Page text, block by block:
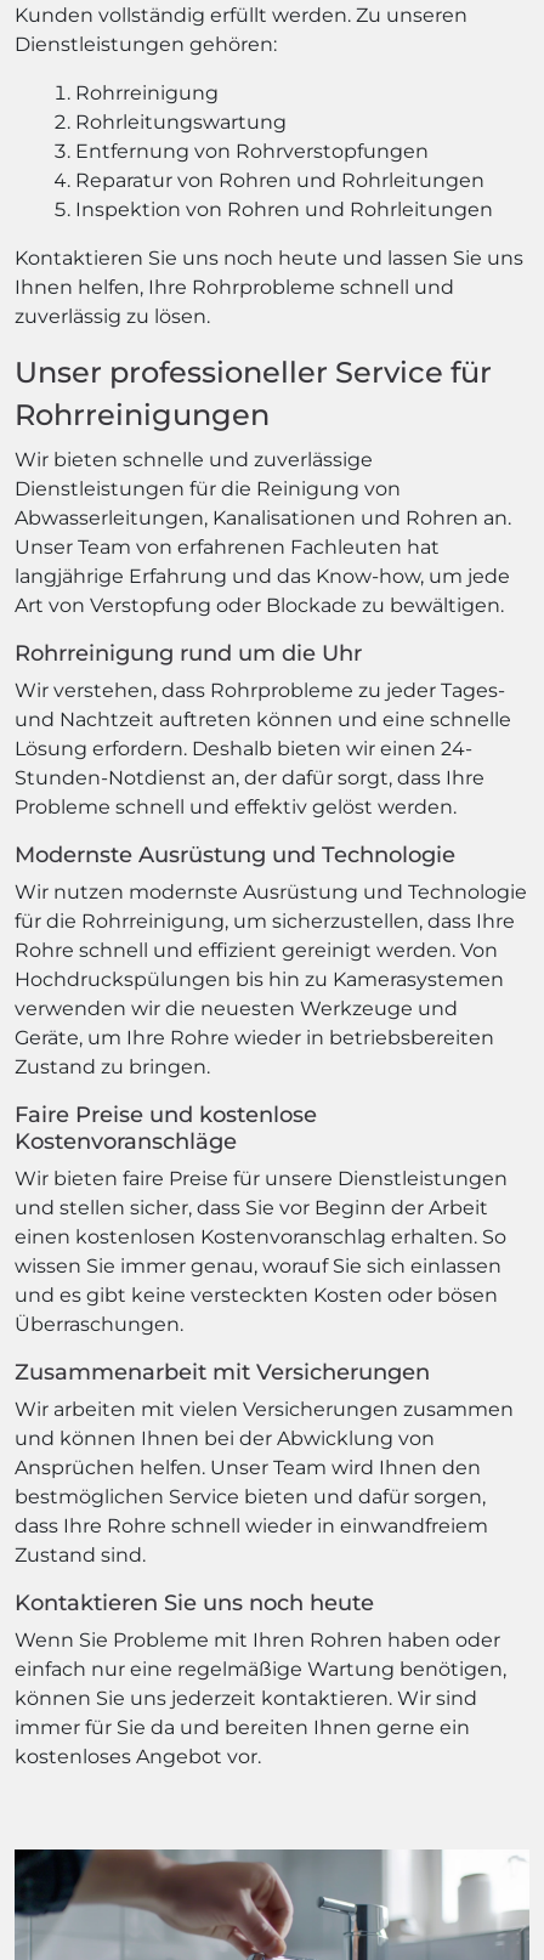
Kunden vollständig erfüllt werden. Zu unseren
Dienstleistungen gehören:
Rohrreinigung
Rohrleitungswartung
Entfernung von Rohrverstopfungen
Reparatur von Rohren und Rohrleitungen
Inspektion von Rohren und Rohrleitungen
Kontaktieren Sie uns noch heute und lassen Sie uns
Ihnen helfen, Ihre Rohrprobleme schnell und
zuverlässig zu lösen.
Unser professioneller Service für
Rohrreinigungen
Wir bieten schnelle und zuverlässige
Dienstleistungen für die Reinigung von
Abwasserleitungen, Kanalisationen und Rohren an.
Unser Team von erfahrenen Fachleuten hat
langjährige Erfahrung und das Know-how, um jede
Art von Verstopfung oder Blockade zu bewältigen.
Rohrreinigung rund um die Uhr
Wir verstehen, dass Rohrprobleme zu jeder Tages-
und Nachtzeit auftreten können und eine schnelle
Lösung erfordern. Deshalb bieten wir einen 24-
Stunden-Notdienst an, der dafür sorgt, dass Ihre
Probleme schnell und effektiv gelöst werden.
Modernste Ausrüstung und Technologie
Wir nutzen modernste Ausrüstung und Technologie
für die Rohrreinigung, um sicherzustellen, dass Ihre
Rohre schnell und effizient gereinigt werden. Von
Hochdruckspülungen bis hin zu Kamerasystemen
verwenden wir die neuesten Werkzeuge und
Geräte, um Ihre Rohre wieder in betriebsbereiten
Zustand zu bringen.
Faire Preise und kostenlose
Kostenvoranschläge
Wir bieten faire Preise für unsere Dienstleistungen
und stellen sicher, dass Sie vor Beginn der Arbeit
einen kostenlosen Kostenvoranschlag erhalten. So
wissen Sie immer genau, worauf Sie sich einlassen
und es gibt keine versteckten Kosten oder bösen
Überraschungen.
Zusammenarbeit mit Versicherungen
Wir arbeiten mit vielen Versicherungen zusammen
und können Ihnen bei der Abwicklung von
Ansprüchen helfen. Unser Team wird Ihnen den
bestmöglichen Service bieten und dafür sorgen,
dass Ihre Rohre schnell wieder in einwandfreiem
Zustand sind.
Kontaktieren Sie uns noch heute
Wenn Sie Probleme mit Ihren Rohren haben oder
einfach nur eine regelmäßige Wartung benötigen,
können Sie uns jederzeit kontaktieren. Wir sind
immer für Sie da und bereiten Ihnen gerne ein
kostenloses Angebot vor.